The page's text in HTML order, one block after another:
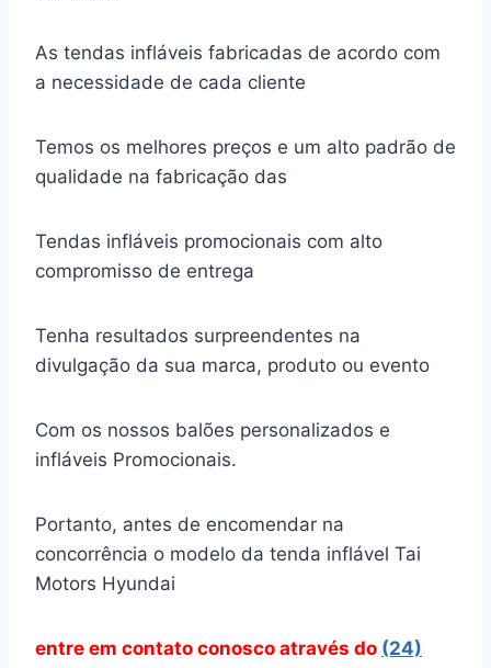
As tendas infláveis fabricadas de acordo com
a necessidade de cada cliente
Temos os melhores preços e um alto padrão de
qualidade na fabricação das
Tendas infláveis promocionais com alto
compromisso de entrega
Tenha resultados surpreendentes na
divulgação da sua marca, produto ou evento
Com os nossos balões personalizados e
infláveis Promocionais.
Portanto, antes de encomendar na
concorrência o modelo da tenda inflável Tai
Motors Hyundai
entre em contato conosco através do (24)